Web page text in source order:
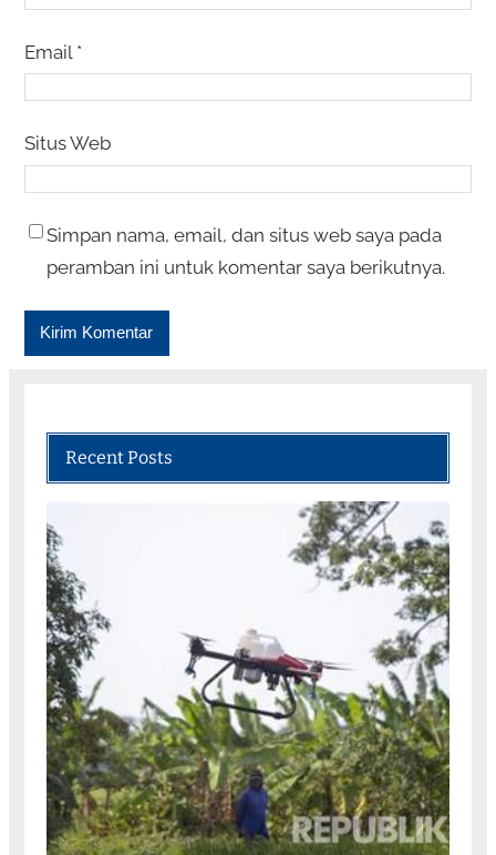
Email *
Situs Web
Simpan nama, email, dan situs web saya pada
peramban ini untuk komentar saya berikutnya.
Recent Posts